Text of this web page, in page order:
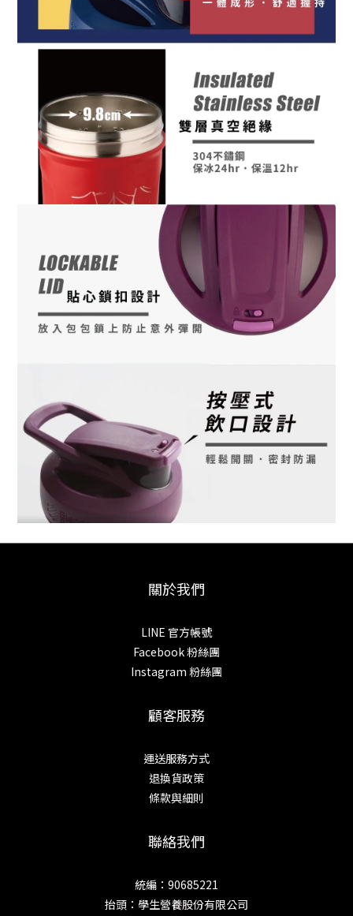
關於我們
LINE 官方帳號
Facebook 粉絲團
Instagram 粉絲團
顧客服務
運送服務方式
退換貨政策
條款與細則
聯絡我們
統編：90685221
抬頭：學生營養股份有限公司